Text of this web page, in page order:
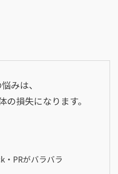
みは、
損失になります。
・PRがバラバラ